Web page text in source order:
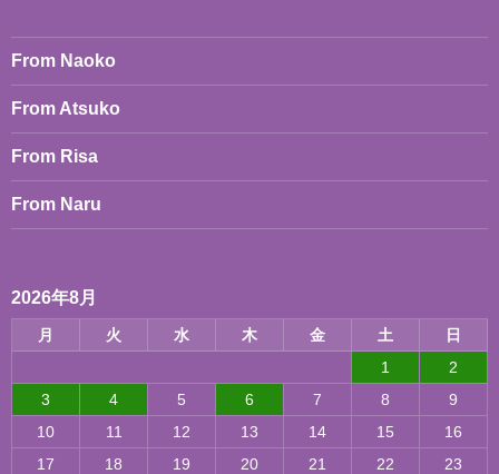
From Naoko
From Atsuko
From Risa
From Naru
2026年8月
月 火 水 木 金 土
日
1
2
3
4 5 6 7 8
9
10
11 12 13 14 15
16
17
18 19 20 21 22
23